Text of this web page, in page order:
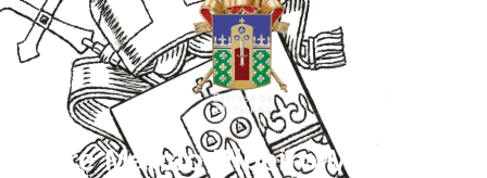
Padre Márcio Ribeiro Machado